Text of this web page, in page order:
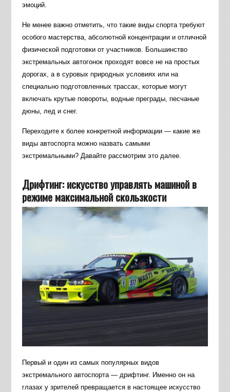
эмоций.
Не менее важно отметить, что такие виды спорта требуют
особого мастерства, абсолютной концентрации и отличной
физической подготовки от участников. Большинство
экстремальных автогонок проходят вовсе не на простых
дорогах, а в суровых природных условиях или на
специально подготовленных трассах, которые могут
включать крутые повороты, водные преграды, песчаные
дюны, лед и снег.
Переходите к более конкретной информации — какие же
виды автоспорта можно назвать самыми
экстремальными? Давайте рассмотрим это далее.
Дрифтинг: искусство управлять машиной в
режиме максимальной скользкости
Первый и один из самых популярных видов
экстремального автоспорта — дрифтинг. Именно он на
глазах у зрителей превращается в настоящее искусство